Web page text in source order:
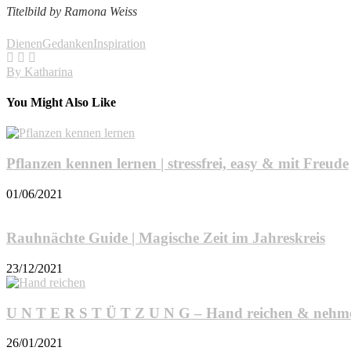
Titelbild by Ramona Weiss
DienenGedankenInspiration
By Katharina
You Might Also Like
Pflanzen kennen lernen | stressfrei, easy & mit Freude
01/06/2021
Rauhnächte Guide | Magische Zeit im Jahreskreis
23/12/2021
U N T E R S T Ü T Z U N G – Hand reichen &
26/01/2021